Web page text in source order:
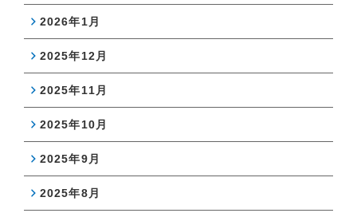
2026年1月
2025年12月
2025年11月
2025年10月
2025年9月
2025年8月